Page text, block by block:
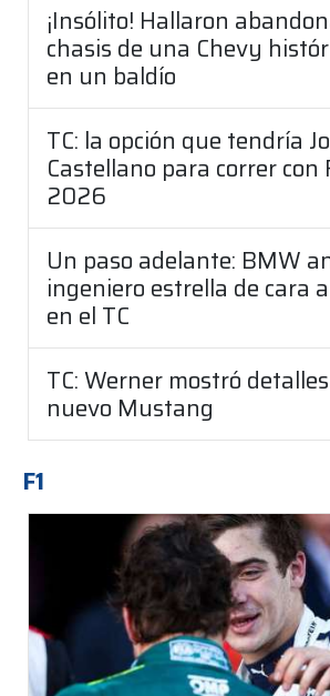
¡Insólito! Hallaron
chasis de una Chevy
en un baldío
TC: la opción que tendría
Castellano para correr con
2026
Un paso adelante: BMW
ingeniero estrella de cara
en el TC
TC: Werner mostró
nuevo Mustang
F1